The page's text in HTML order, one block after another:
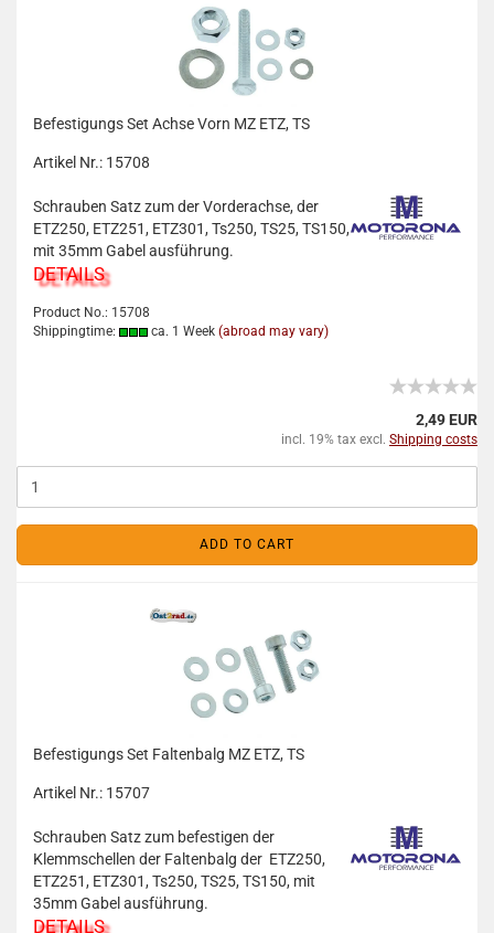
Befestigungs Set Achse Vorn MZ ETZ, TS
Artikel Nr.: 15708
Schrauben Satz zum der Vorderachse, der
ETZ250, ETZ251, ETZ301, Ts250, TS25, TS150,
mit 35mm Gabel ausführung.
DETAILS
Product No.: 15708
Shippingtime:
ca. 1 Week (abroad may vary)
2,49 EUR
incl. 19% tax excl. Shipping costs
ADD TO CART
Befestigungs Set Faltenbalg MZ ETZ, TS
Artikel Nr.: 15707
Schrauben Satz zum befestigen der
Klemmschellen der Faltenbalg der ETZ250,
ETZ251, ETZ301, Ts250, TS25, TS150, mit
35mm Gabel ausführung.
DETAILS